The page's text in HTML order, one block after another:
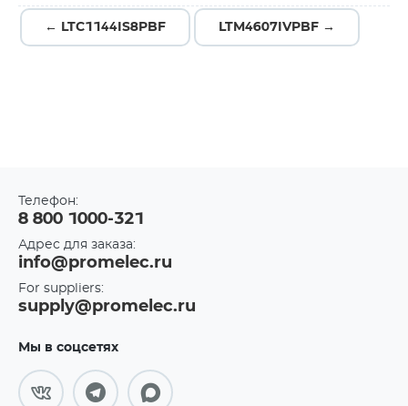
← LTC1144IS8PBF LTM4607IVPBF →
Телефон:
8 800 1000-321
Адрес для заказа:
info@promelec.ru
For suppliers:
supply@promelec.ru
Мы в соцсетях